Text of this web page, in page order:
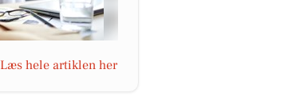
Læs hele artiklen her